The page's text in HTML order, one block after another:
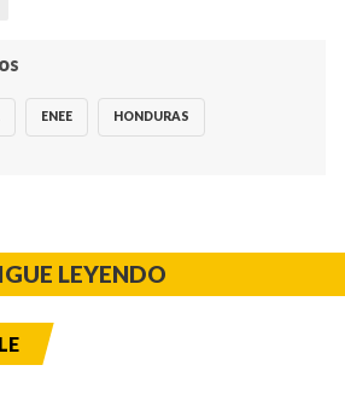
ENEE HONDURAS
LEYENDO